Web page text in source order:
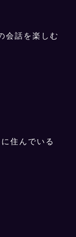
会話を楽しむ
住んでいる